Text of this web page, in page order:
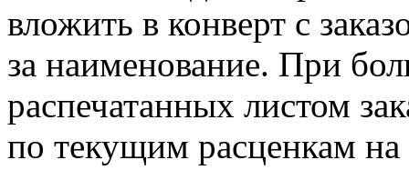
вложить в конверт с
за наименование. При
распечатанных листом
по текущим расценкам на